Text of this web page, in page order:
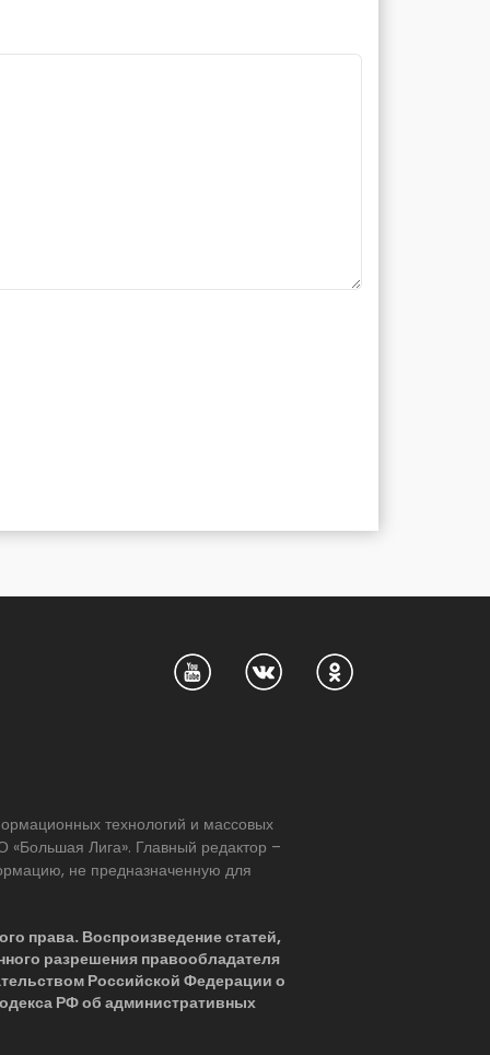
технологий и массовых
Лига». Главный редактор –
не предназначенную для
права. Воспроизведение статей,
разрешения правообладателя
Российской Федерации о
РФ об административных